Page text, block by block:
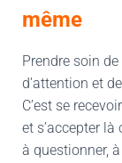
même
Prendre soin
d’attention et
C’est se
et s’accepter
à questionner,